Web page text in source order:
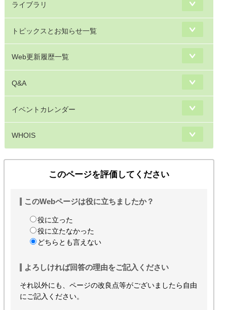
ライブラリ
トピックスとお知らせ一覧
Web更新履歴一覧
Q&A
イベントカレンダー
WHOIS
このページを評価してください
このWebページは役に立ちましたか？
役に立った
役に立たなかった
どちらとも言えない
よろしければ回答の理由をご記入ください
それ以外にも、ページの改良点等がございましたら自由
にご記入ください。